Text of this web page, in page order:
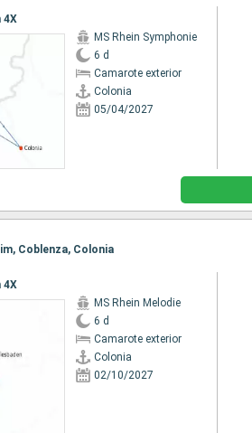
4X
MS Rhein Symphonie
6 d
Camarote exterior
Colonia
05/04/2027
Coblenza, Colonia
4X
MS Rhein Melodie
6 d
Camarote exterior
Colonia
02/10/2027